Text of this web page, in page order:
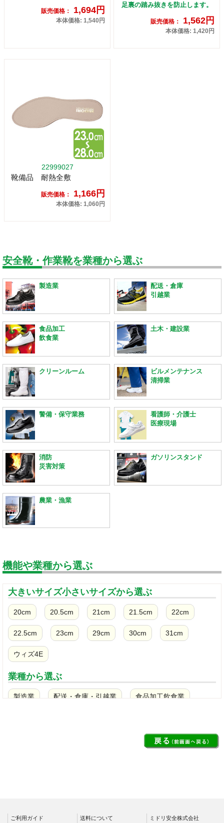
販売価格： 1,694円
本体価格: 1,540円
足裏の踏み抜きを防止します。
販売価格： 1,562円
本体価格: 1,420円
22999027
靴備品 耐熱全敷
販売価格： 1,166円
本体価格: 1,060円
安全靴・作業靴を業種から選ぶ
製造業
配送・倉庫
引越業
食品加工
飲食業
土木・建設業
クリーンルーム
ビルメンテナンス
清掃業
警備・保守業務
看護師・介護士
医療現場
消防
災害対策
ガソリンスタンド
農業・漁業
機能や業種から選ぶ
大きいサイズ小さいサイズから選ぶ
20cm 20.5cm 21cm 21.5cm 22cm
22.5cm 23cm 29cm 30cm 31cm
ウィズ4E
業種から選ぶ
製造業 配送・倉庫・引越業 食品加工飲食業
警備・保守業務
ご利用ガイド 送料について ミドリ安全株式会社